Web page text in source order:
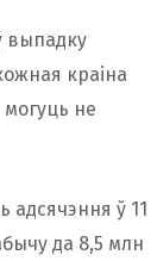
выпадку
краіна
не
адсячэння ў 11
да 8,5 млн